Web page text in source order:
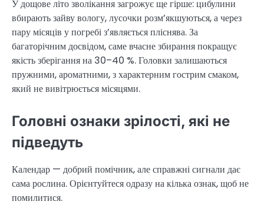
У дощове літо зволікання загрожує ще гірше: цибулини
вбирають зайву вологу, лусочки розм’якшуються, а через
пару місяців у погребі з’являється пліснява. За
багаторічним досвідом, саме вчасне збирання покращує
якість зберігання на 30–40 %. Головки залишаються
пружними, ароматними, з характерним гострим смаком,
який не вивітрюється місяцями.
Головні ознаки зрілості, які не
підведуть
Календар — добрий помічник, але справжні сигнали дає
сама рослина. Орієнтуйтеся одразу на кілька ознак, щоб не
помилитися.